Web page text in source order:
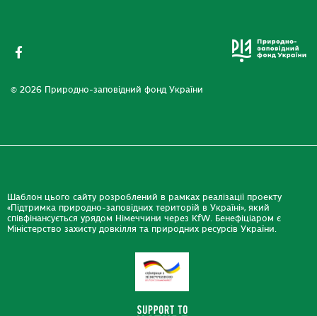
© 2026 Природно-заповідний фонд України
Шаблон цього сайту розроблений в рамках реалізації проекту
«Підтримка природно-заповідних територій в Україні», який
співфінансується урядом Німеччини через KfW. Бенефіціаром є
Міністерство захисту довкілля та природних ресурсів України.